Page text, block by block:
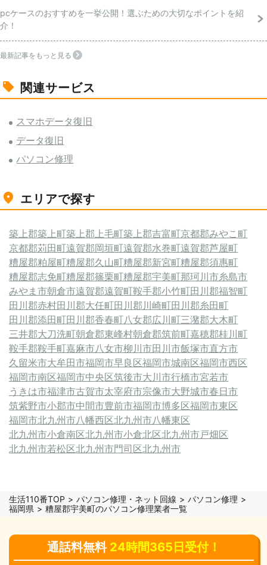
pcケースのおすすめを一挙公開！選ぶための大切なポイントを紹
介！
最新記事をもっと見る
関連サービス
スマホデータ復旧
データ復旧
パソコン修理
エリアで探す
築上郡築上町築上郡上毛町築上郡吉富町京都郡みやこ町
京都郡苅田町遠賀郡岡垣町遠賀郡水巻町遠賀郡芦屋町
糟屋郡粕屋町糟屋郡久山町糟屋郡新宮町糟屋郡須惠町
糟屋郡志免町糟屋郡篠栗町糟屋郡宇美町那珂川市糸島市
みやま市朝倉市遠賀郡遠賀町鞍手郡小竹町田川郡福智町
田川郡赤村田川郡大任町田川郡川崎町田川郡糸田町
田川郡添田町田川郡香春町八女郡広川町三潴郡大木町
三井郡大刀洗町朝倉郡東峰村朝倉郡筑前町嘉穂郡桂川町
鞍手郡鞍手町嘉麻市八女市柳川市田川市飯塚市直方市
久留米市大牟田市福岡市早良区福岡市城南区福岡市西区
福岡市南区福岡市中央区筑後市大川市行橋市宮若市
うきは市福津市古賀市太宰府市宗像市大野城市春日市
筑紫野市小郡市中間市豊前市福岡市博多区福岡市東区
福岡市北九州市八幡西区北九州市八幡東区
北九州市小倉南区北九州市小倉北区北九州市戸畑区
北九州市若松区北九州市門司区北九州市
生活110番TOP パソコン修理・ネット回線
パソコン修理
福岡県
糟屋郡宇美町のパソコン修理業者一覧
通話料無料 24時間365日受付！